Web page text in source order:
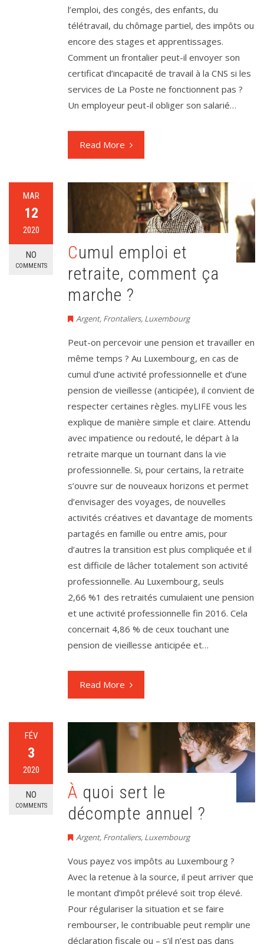
l’emploi, des congés, des enfants, du
télétravail, du chômage partiel, des impôts ou
encore des stages et apprentissages.
Comment un frontalier peut-il envoyer son
certificat d’incapacité de travail à la CNS si les
services de La Poste ne fonctionnent pas ?
Un employeur peut-il obliger son salarié…
Read More
MAR
12
2020
NO
COMMENTS
Cumul emploi et
retraite, comment ça
marche ?
Argent, Frontaliers, Luxembourg
Peut-on percevoir une pension et travailler en
même temps ? Au Luxembourg, en cas de
cumul d’une activité professionnelle et d’une
pension de vieillesse (anticipée), il convient de
respecter certaines règles. myLIFE vous les
explique de manière simple et claire. Attendu
avec impatience ou redouté, le départ à la
retraite marque un tournant dans la vie
professionnelle. Si, pour certains, la retraite
s’ouvre sur de nouveaux horizons et permet
d’envisager des voyages, de nouvelles
activités créatives et davantage de moments
partagés en famille ou entre amis, pour
d’autres la transition est plus compliquée et il
est difficile de lâcher totalement son activité
professionnelle. Au Luxembourg, seuls
2,66 %1 des retraités cumulaient une pension
et une activité professionnelle fin 2016. Cela
concernait 4,86 % de ceux touchant une
pension de vieillesse anticipée et…
Read More
FÉV
3
2020
NO
COMMENTS
À quoi sert le
décompte annuel ?
Argent, Frontaliers, Luxembourg
Vous payez vos impôts au Luxembourg ?
Avec la retenue à la source, il peut arriver que
le montant d’impôt prélevé soit trop élevé.
Pour régulariser la situation et se faire
rembourser, le contribuable peut remplir une
déclaration fiscale ou – s’il n’est pas dans